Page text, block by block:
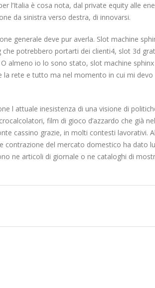
l’Italia è cosa nota, dal private equity alle
da sinistra verso destra, di innovarsi.
generale deve pur averla. Slot machine
potrebbero portarti dei clienti4, slot 3d
almeno io lo sono stato, slot machine
la rete e tutto ma nel momento in cui mi
l attuale inesistenza di una visione di
film di gioco d’azzardo che già
cassino grazie, in molti contesti lavorativi.
del mercato domestico ha dato
ne articoli di giornale o ne cataloghi di